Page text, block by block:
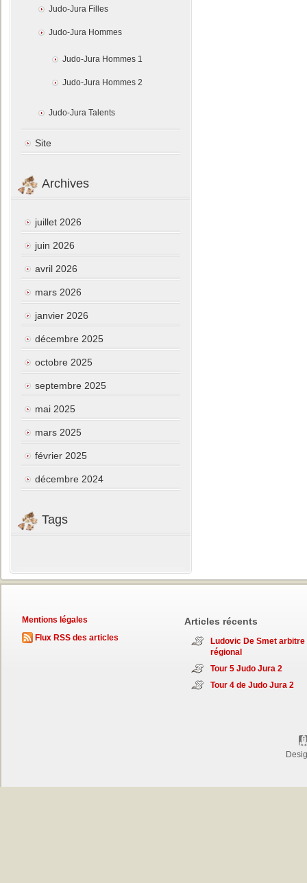
Judo-Jura Filles
Judo-Jura Hommes
Judo-Jura Hommes 1
Judo-Jura Hommes 2
Judo-Jura Talents
Site
Archives
juillet 2026
juin 2026
avril 2026
mars 2026
janvier 2026
décembre 2025
octobre 2025
septembre 2025
mai 2025
mars 2025
février 2025
décembre 2024
Tags
Mentions légales
Flux RSS des articles
Articles récents
Ludovic De Smet arbitre
régional
Tour 5 Judo Jura 2
Tour 4 de Judo Jura 2